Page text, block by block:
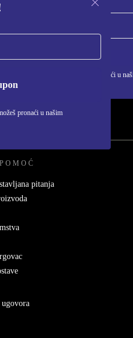
pronaći u našim
Zatraži kupon
osobnih podataka možeš pronaći u
pitanja